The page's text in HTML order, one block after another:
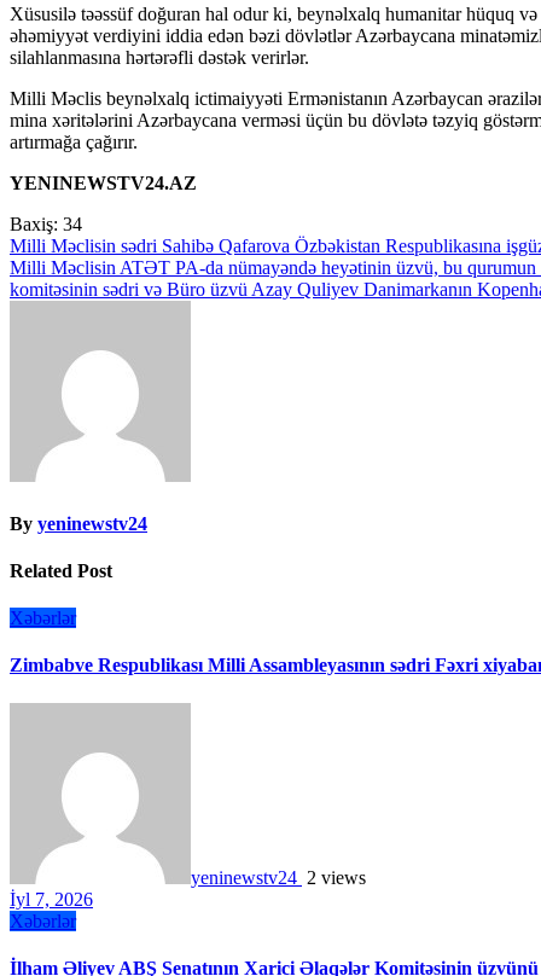
Xüsusilə təəssüf doğuran hal odur ki, beynəlxalq humanitar hüquq
əhəmiyyət verdiyini iddia edən bəzi dövlətlər Azərbaycana
silahlanmasına hərtərəfli dəstək verirlər.
Milli Məclis beynəlxalq ictimaiyyəti Ermənistanın Azərbaycan
mina xəritələrini Azərbaycana verməsi üçün bu dövlətə təzyiq
artırmağa çağırır.
YENINEWSTV24.AZ
Baxiş: 34
Yazı
naviqasiyası
Milli Məclisin sədri Sahibə Qafarova Özbəkistan Respublikasına
Milli Məclisin ATƏT PA-da nümayəndə heyətinin üzvü, bu qurumun
komitəsinin sədri və Büro üzvü Azay Quliyev Danimarkanın
By yeninewstv24
Related Post
Xəbərlər
Zimbabve Respublikası Milli Assambleyasının sədri Fəxri
yeninewstv24 2 views
İyl 7, 2026
Xəbərlər
İlham Əliyev ABŞ Senatının Xarici Əlaqələr Komitəsinin